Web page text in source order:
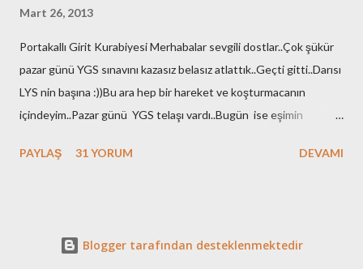
Mart 26, 2013
Portakallı Girit Kurabiyesi Merhabalar sevgili dostlar..Çok şükür
pazar günü YGS sınavını kazasız belasız atlattık..Geçti gitti..Darısı
LYS nin başına :))Bu ara hep bir hareket ve koşturmacanın
içindeyim..Pazar günü YGS telaşı vardı..Bugün ise eşimin
yaptırdık..Perşembe günü de safra kesesi ameliyatı
inşallah..Bunlar çözümü ve tedavisi olan çok sık karşılaşılan
PAYLAŞ 31 YORUM DEVAMI
Blogger tarafından desteklenmektedir